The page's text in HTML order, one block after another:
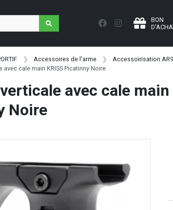
BON
Accessoires de l'arme
Accessoirisation
avec cale main KRISS Picatinny Noire
avec cale main
Noire